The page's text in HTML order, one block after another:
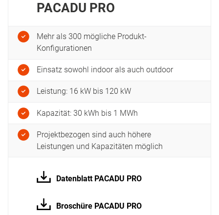
PACADU PRO
Mehr als 300 mögliche Produkt-
Konfigurationen
Einsatz sowohl indoor als auch outdoor
Leistung: 16 kW bis 120 kW
Kapazität: 30 kWh bis 1 MWh
Projektbezogen sind auch höhere
Leistungen und Kapazitäten möglich
Datenblatt PACADU PRO
Broschüre PACADU PRO